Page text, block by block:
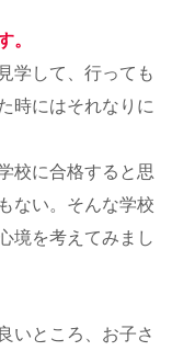
。
学して、行っても
時にはそれなりに
校に合格すると思
ない。そんな学校
境を考えてみまし
いところ、お子さ